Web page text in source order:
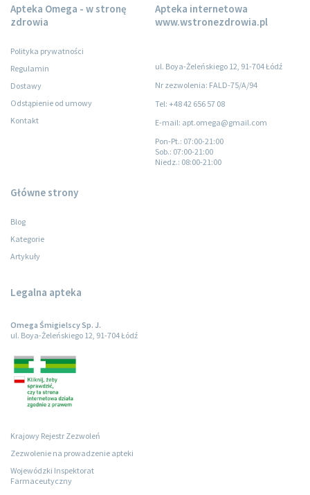
Apteka Omega - w stronę
zdrowia
Polityka prywatności
Regulamin
Dostawy
Odstąpienie od umowy
Kontakt
Apteka internetowa
www.wstronezdrowia.pl
ul. Boya-Żeleńskiego 12, 91-704 Łódź
Nr zezwolenia: FALD-75/A/94
Tel: +48 42 656 57 08
E-mail: apt.omega@gmail.com
Pon-Pt.: 07:00-21:00
Sob.: 07:00-21:00
Niedz.: 08:00-21:00
Główne strony
Blog
Kategorie
Artykuły
Legalna apteka
Omega Śmigielscy Sp. J.
ul. Boya-Żeleńskiego 12, 91-704 Łódź
Krajowy Rejestr Zezwoleń
Zezwolenie na prowadzenie apteki
Wojewódzki Inspektorat
Farmaceutyczny